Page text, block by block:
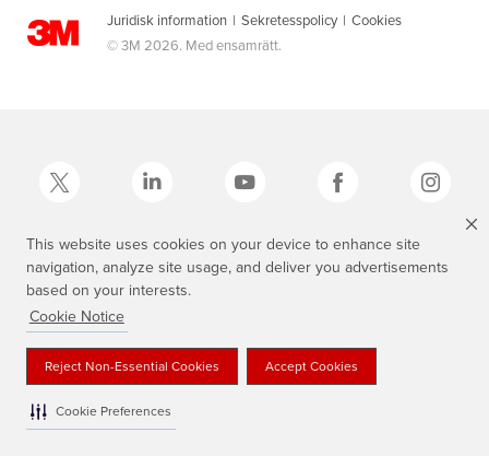
This website uses cookies on your device to enhance site
navigation, analyze site usage, and deliver you advertisements
based on your interests.
Cookie Notice
Reject Non-Essential Cookies Accept Cookies
Cookie Preferences
Juridisk information | Sekretesspolicy | Cookies
© 3M 2026. Med ensamrätt.
3M, Scotch®, Magic och den skotskrutiga designen är varumärken som